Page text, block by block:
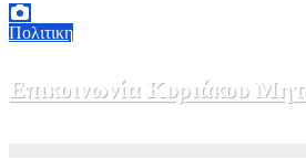
Πολιτικη
Επικοινωνία Κυριάκου